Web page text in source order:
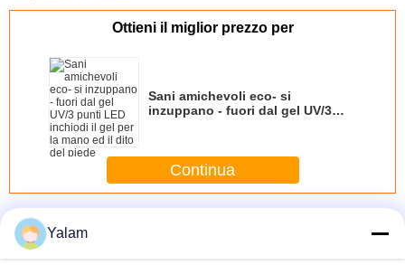
Ottieni il miglior prezzo per
Sani amichevoli eco- si
inzuppano - fuori dal gel UV/3
Continua
PiùGel UV del chiodo
Yalam